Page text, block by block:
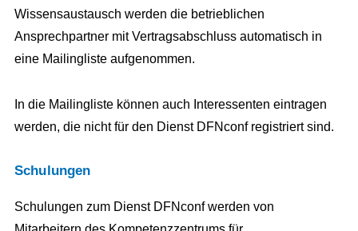
Wissensaustausch werden die betrieblichen
Ansprechpartner mit Vertragsabschluss automatisch in
eine Mailingliste aufgenommen.
In die Mailingliste können auch Interessenten eintragen
werden, die nicht für den Dienst DFNconf registriert sind.
Schulungen
Schulungen zum Dienst DFNconf werden von